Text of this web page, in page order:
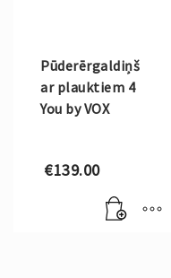
Pūderērgaldiņš
ar plauktiem 4
You by VOX
€139.00